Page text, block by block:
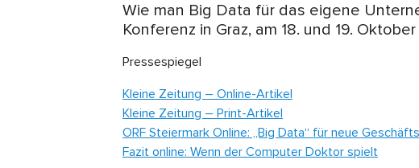
Wie man Big Data für das eigene
Konferenz in Graz, am 18. und 19.
Pressespiegel
Kleine Zeitung – Online-Artikel
Kleine Zeitung – Print-Artikel
ORF Steiermark Online: „Big Data“ für neue
Fazit online: Wenn der Computer Doktor spielt